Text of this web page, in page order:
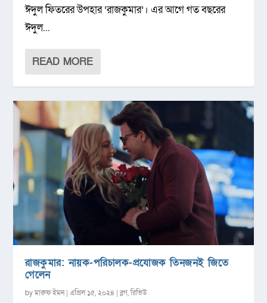
ঈদুল ফিতরের উপহার ‘রাজকুমার’। এর আগে গত বছরের
ঈদুল...
READ MORE
রাজকুমার: নায়ক-পরিচালক-প্রযোজক তিনজনই জিতে
গেলেন
byমারুফ ইমন|এপ্রিল ১৫, ২০২৪ |ব্লগ,রিভিউ